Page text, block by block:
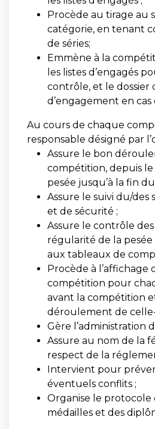
Procède au tirage au
catégorie, en tenant
de séries;
Emmène à la
les listes d’engagés
contrôle, et le dossier
d’engagement en cas
Au cours de chaque
responsable désigné par
Assure le bon
compétition, depuis
pesée jusqu’à la fin
Assure le suivi du/des
et de sécurité ;
Assure le contrôle des
régularité de la pesée
aux tableaux de
Procède à l’affichage
compétition pour
avant la compétition
déroulement de
Gère l’administration
Assure au nom de la
respect de la
Intervient pour
éventuels conflits ;
Organise le protocole
médailles et des